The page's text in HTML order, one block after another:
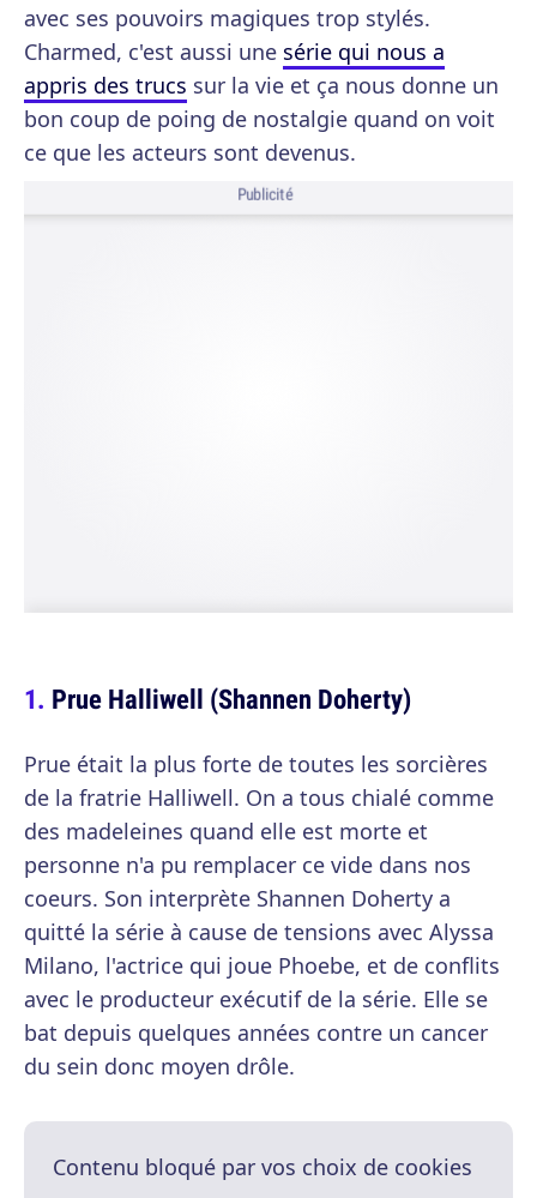
avec ses pouvoirs magiques trop stylés.
Charmed, c'est aussi une série qui nous a
appris des trucs sur la vie et ça nous donne un
bon coup de poing de nostalgie quand on voit
ce que les acteurs sont devenus.
Publicité
Prue Halliwell (Shannen Doherty)
Prue était la plus forte de toutes les sorcières
de la fratrie Halliwell. On a tous chialé comme
des madeleines quand elle est morte et
personne n'a pu remplacer ce vide dans nos
coeurs. Son interprète Shannen Doherty a
quitté la série à cause de tensions avec Alyssa
Milano, l'actrice qui joue Phoebe, et de conflits
avec le producteur exécutif de la série. Elle se
bat depuis quelques années contre un cancer
du sein donc moyen drôle.
Contenu bloqué par vos choix de cookies